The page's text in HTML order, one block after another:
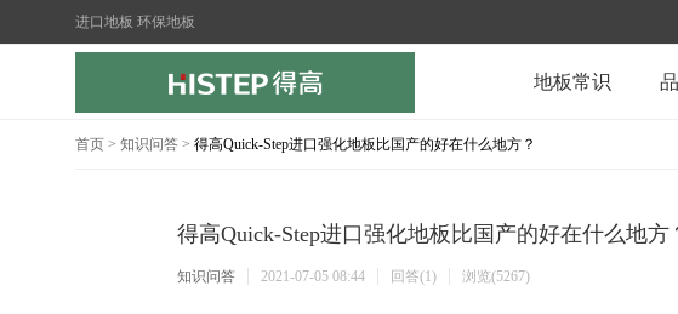
进口地板 环保地板
地板常识
首页 > 知识问答 > 得高Quick-Step进口强化地板比国产的好在什么地方？
得高Quick-Step进口强化地板比国产的好在什么地方
知识问答 2021-07-05 08:44 回答(1) 浏览(5267)